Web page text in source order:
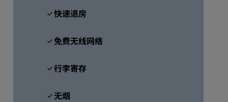
快速退房
免费无线网络
行李寄存
无烟